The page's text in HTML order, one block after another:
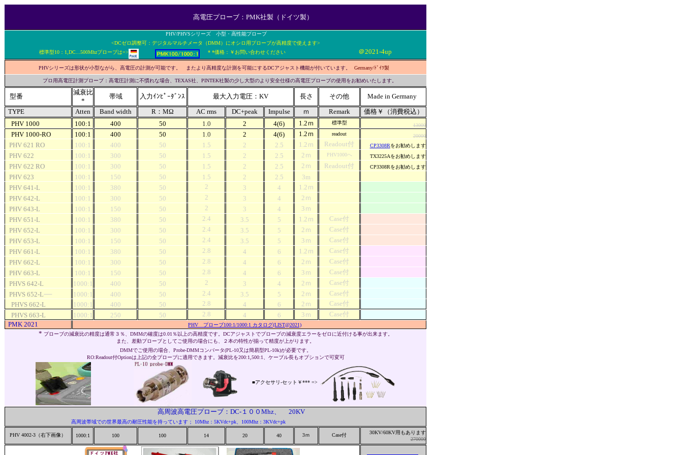
高電圧プローブ：PMK社製（ドイツ製）
PHV/PHVSシリーズ 小型・高性能プローブ
<DCゼロ調整可：デジタルマルチメータ（DMM）にオシロ用プローブが高精度で使えます>
標準型10：1,DC...500Mhzプローブは=>
* *価格：￥お問い合わせください ＠2021-4up
PHVシリーズは形状が小型ながら、高電圧の計測が可能です。 またより高精度な計測を可能にするDCアジャスト機能が付いています。 Germany/ﾄﾞｲﾂ製
プロ用高電圧計測プローブ：高電圧計測に不慣れな場合、TEXAS社、PINTEK社製の少し大型のより安全仕様の高電圧プローブの使用をお勧めいたします。
型番
減衰比
*
帯域 入力ｲﾝﾋﾟｰﾀﾞﾝｽ 最大入力電圧：KV 長さ その他
Made in Germany
TYPE
Atten Band width R：MΩ AC rms DC+peak Impulse ｍ Remark
価格￥（消費税込）
PHV 1000
100:1 400 50 1.0 2 4(6) 1.2ｍ 標準型 13000
PHV 1000-RO 100:1 400 50 1.0 2 4(6) 1.2ｍ readout 20000
PHV 621 RO 100:1 400 50 1.5 2 2.5 1.2ｍ Readout付 CP3308Rをお勧めします
PHV 622 100:1 300 50 1.5 2 2.5 2ｍ PHV1000へ TX3225Aをお勧めします
PHV 622 RO 100:1 300 50 1.5 2 2.5 2ｍ Readout付 CP3308Rをお勧めします
PHV 623 100:1 150 50 1.5 2 2.5
3m
PHV 641-L
100:1 380 50 2 3 4
1.2ｍ
PHV 642-L
100:1 300 50 2 3 4
2ｍ
PHV 643-L
100:1 150 50 2 3 4
3ｍ
PHV 651-L
100:1 380 50 2.4 3.5 5 1.2ｍ
Case付
PHV 652-L
100:1 300 50 2.4 3.5 5 2ｍ
Case付
PHV 653-L
100:1 150 50 2.4 3.5 5 3ｍ
Case付
PHV 661-L
100:1 380 50 2.8 4 6 1.2ｍ
Case付
PHV 662-L
100:1 300 50 2.8 4 6 2ｍ
Case付
PHV 663-L
100:1 150 50 2.8 4 6 3ｍ
Case付
PHVS 642-L
1000:1 400 50 2 3 4 2ｍ
Case付
PHVS 652-L
1000:1 400 50 2.4 3.5 5 2ｍ
Case付
PHVS 662-L
1000:1 400 50 2.8 4 6 2ｍ
Case付
PHVS 663-L
1000:1 250 50 2.8 4 6 3ｍ
Case付
PMK 2021
PHV プローブ100:1/1000:1 カタログ(LIST@2021)
* プローブの減衰比の精度は通常３％、DMMの確度は0.01％以上の高精度です。DCアジャストでプローブの減衰度エラーをゼロに近付ける事が出来ます。
また、差動プローブとしてご使用の場合にも、２本の特性が揃って精度が上がります。
DMMでご使用の場合、Probe-DMMコンバータ(PL-10又は簡易型PL-10k)が必要です。
RO:Readout付Optionは上記の全プローブに適用できます。減衰比を200:1,500:1、ケーブル長もオプションで可変可
■アクセサリ-セット￥*** =>
高周波高電圧プローブ：DC-１００Mhz、 20KV
高周波帯域での世界最高の耐圧性能を持っています； 10Mhz：5KVdc+pk、100Mhz：3KVdc+pk
PHV 4002-3（右下画像） 1000:1 100 100 14 20 40 3ｍ Case付
30KV/60KV用もあります
270000